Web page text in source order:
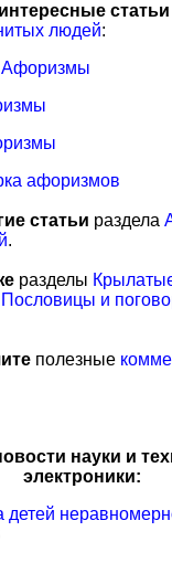
статьи
людей:
Афоризмы
афоризмов
статьи раздела
.
разделы
Пословицы и
полезные
науки и
электроники: